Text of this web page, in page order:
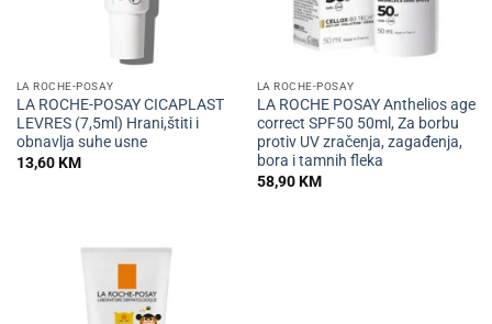
LA ROCHE-POSAY
LA ROCHE-POSAY CICAPLAST
LEVRES (7,5ml) Hrani,štiti i
obnavlja suhe usne
13,60KM
LA ROCHE-POSAY
LA ROCHE POSAY Anthelios age
correct SPF50 50ml, Za borbu
protiv UV zračenja, zagađenja,
bora i tamnih fleka
58,90KM